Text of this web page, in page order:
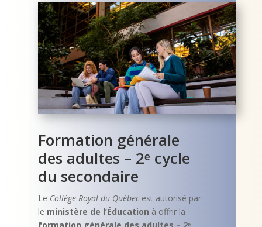
Formation générale
des adultes – 2ᵉ cycle
du secondaire
Le Collège Royal du Québecest autorisé par
le ministère de l’Éducation à offrir la